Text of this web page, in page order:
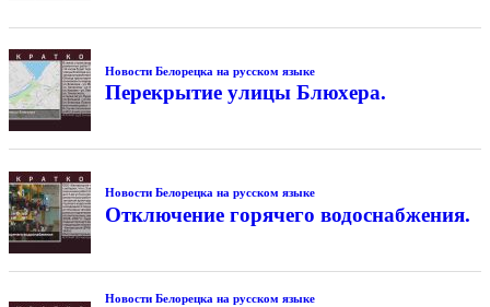
Новости Белорецка на русском языке
Перекрытие улицы Блюхера.
Новости Белорецка на русском языке
Отключение горячего водоснабжения.
Новости Белорецка на русском языке